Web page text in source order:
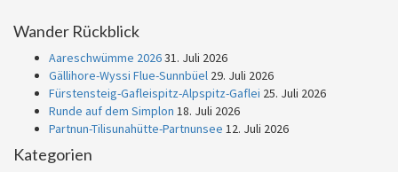
Wander Rückblick
Aareschwümme 202631. Juli 2026
Gällihore-Wyssi Flue-Sunnbüel 29. Juli 2026
Fürstensteig-Gafleispitz-Alpspitz-Gaflei 25. Juli 2026
Runde auf dem Simplon 18. Juli 2026
Partnun-Tilisunahütte-Partnunsee 12. Juli 2026
Kategorien